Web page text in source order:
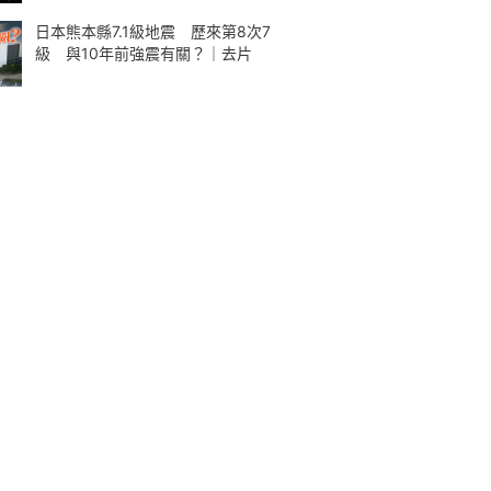
日本熊本縣7.1級地震 歷來第8次7
級 與10年前強震有關？｜去片